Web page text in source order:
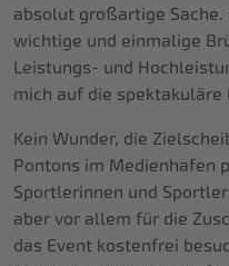
absolut großartige
wichtige und einmalige
Leistungs- und
mich auf die spektakuläre
Kein Wunder, die
Pontons im Medienhafen
Sportlerinnen und
aber vor allem für die
das Event kostenfrei